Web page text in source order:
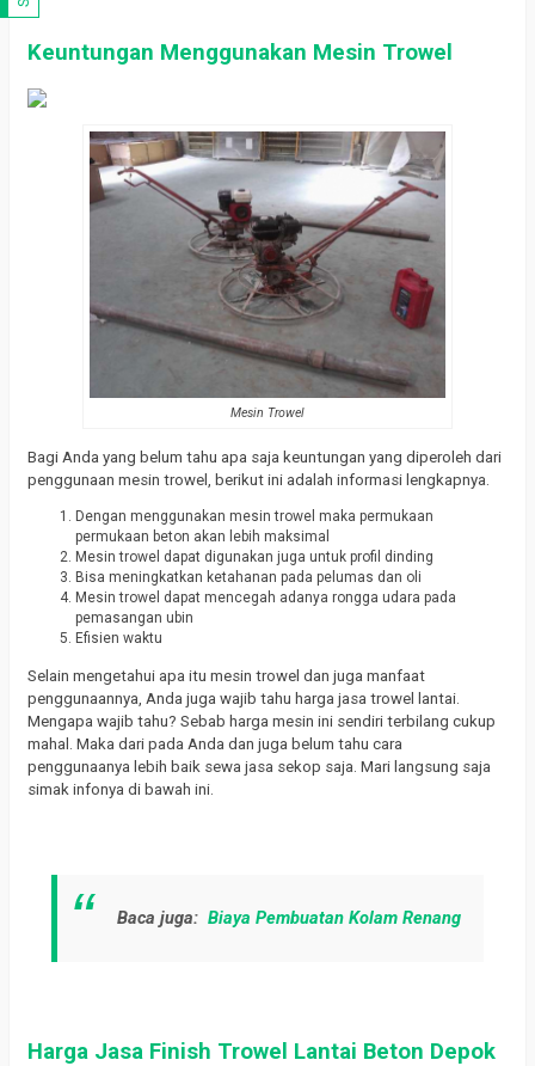
Keuntungan Menggunakan Mesin Trowel
Mesin Trowel
Bagi Anda yang belum tahu apa saja keuntungan yang diperoleh dari
penggunaan mesin trowel, berikut ini adalah informasi lengkapnya.
Dengan menggunakan mesin trowel maka permukaan
permukaan beton akan lebih maksimal
Mesin trowel dapat digunakan juga untuk profil dinding
Bisa meningkatkan ketahanan pada pelumas dan oli
Mesin trowel dapat mencegah adanya rongga udara pada
pemasangan ubin
Efisien waktu
Selain mengetahui apa itu mesin trowel dan juga manfaat
penggunaannya, Anda juga wajib tahu harga jasa trowel lantai.
Mengapa wajib tahu? Sebab harga mesin ini sendiri terbilang cukup
mahal. Maka dari pada Anda dan juga belum tahu cara
penggunaanya lebih baik sewa jasa sekop saja. Mari langsung saja
simak infonya di bawah ini.
Baca juga:Biaya Pembuatan Kolam Renang
Harga Jasa Finish Trowel Lantai Beton Depok